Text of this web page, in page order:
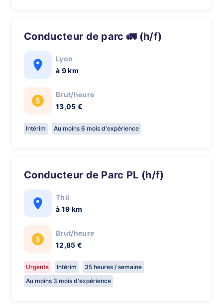
Conducteur de parc 🚛 (h/f)
Lyon
à 9 km
Brut/heure
13,05 €
Intérim Au moins 6 mois d'expérience
Conducteur de Parc PL (h/f)
Thil
à 19 km
Brut/heure
12,85 €
Urgente Intérim
35 heures / semaine
Au moins 3 mois d'expérience